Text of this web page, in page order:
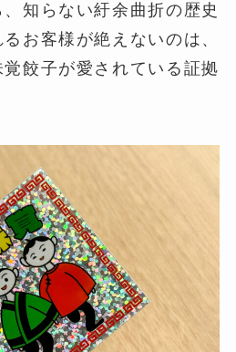
知らない紆余曲折の歴史
お客様が絶えないのは、
餃子が愛されている証拠